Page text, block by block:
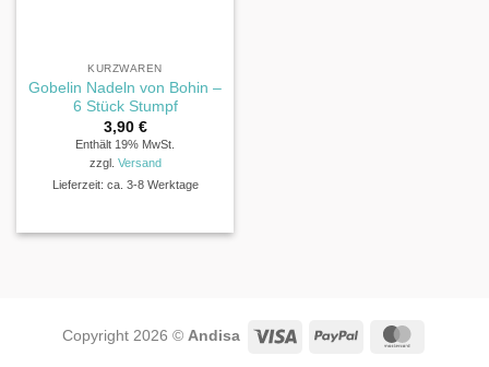
KURZWAREN
Gobelin Nadeln von Bohin –
6 Stück Stumpf
3,90 €
Enthält 19% MwSt.
zzgl. Versand
Lieferzeit: ca. 3-8 Werktage
Copyright 2026 © Andisa Visa PayPal